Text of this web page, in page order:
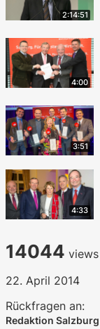
2:14:51
4:00
3:51
4:33
14044 views
22. April 2014
Rückfragen an:
Redaktion Salzburg